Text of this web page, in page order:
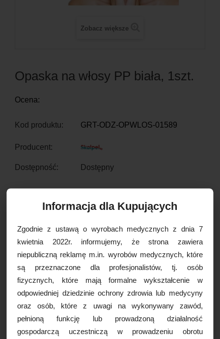
Zobacz większe
Opaska na włosy PP biała, 1szt.
Ocena:
Kod produktu: GRT-ODZ-OPWLOS-01589
Producent:
Dostępność: Dostępny
CENA: 0,85 PLN
szt. DODAJ DO KOSZYKA
Czas realizacji: 24 godziny
OPCJE DOSTAWY
Informacja dla Kupujących
Zgodnie z ustawą o wyrobach medycznych z dnia 7
kwietnia 2022r. informujemy, że strona zawiera
niepubliczną reklamę m.in. wyrobów medycznych, które
są przeznaczone dla profesjonalistów, tj. osób
fizycznych, które mają formalne wykształcenie w
odpowiedniej dziedzinie ochrony zdrowia lub medycyny
oraz osób, które z uwagi na wykonywany zawód,
pełnioną funkcję lub prowadzoną działalność
gospodarczą uczestniczą w prowadzeniu obrotu